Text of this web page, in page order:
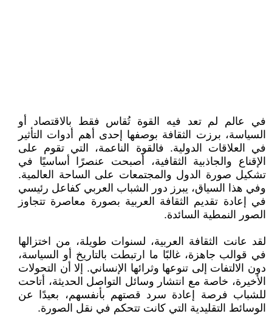
في عالم لم تعد فيه القوة تُقاس فقط بالاقتصاد أو
السياسة، برزت الثقافة بوصفها إحدى أهم أدوات التأثير
في العلاقات الدولية. فالقوة الناعمة، التي تقوم على
الإقناع والجاذبية الثقافية، أصبحت عنصرًا أساسيًا في
تشكيل صورة الدول والمجتمعات على الساحة العالمية.
وفي هذا السياق، يبرز دور الشباب العربي كفاعل رئيسي
في إعادة تقديم الثقافة العربية بصورة معاصرة تتجاوز
الصور النمطية السائدة.
لقد عانت الثقافة العربية، لسنوات طويلة، من اختزالها
في قوالب جاهزة، غالبًا ما ارتبطت بالتاريخ أو السياسة،
دون الالتفات إلى تنوعها وثرائها الإنساني. إلا أن التحولات
الأخيرة، خاصة مع انتشار وسائل التواصل الحديثة، أتاحت
للشباب فرصة إعادة سرد قصتهم بأنفسهم، بعيدًا عن
الوسائط التقليدية التي كانت تتحكم في نقل الصورة.